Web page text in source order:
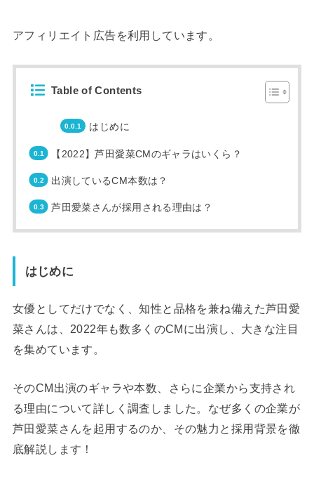
アフィリエイト広告を利用しています。
Table of Contents
はじめに
【2022】芦田愛菜CMのギャラはいくら？
出演しているCM本数は？
芦田愛菜さんが採用される理由は？
はじめに
女優としてだけでなく、知性と品格を兼ね備えた芦田愛
菜さんは、2022年も数多くのCMに出演し、大きな注目
を集めています。
そのCM出演のギャラや本数、さらに企業から支持され
る理由について詳しく調査しました。なぜ多くの企業が
芦田愛菜さんを起用するのか、その魅力と採用背景を徹
底解説します！